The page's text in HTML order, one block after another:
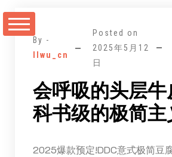
至
By -
llwu_cn
Posted on
2025年5月12
日
会呼吸的头层牛
科书级的极简主
2025爆款预定!DDC意式极简豆